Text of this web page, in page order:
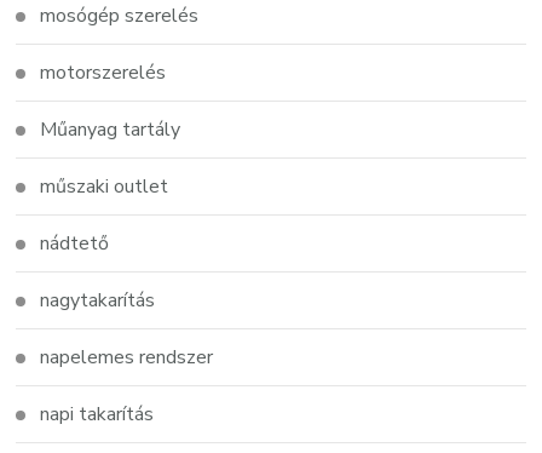
mosógép szerelés
motorszerelés
Műanyag tartály
műszaki outlet
nádtető
nagytakarítás
napelemes rendszer
napi takarítás